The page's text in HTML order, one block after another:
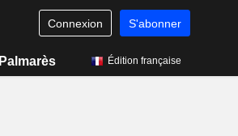
Connexion S'abonner
Palmarès Édition française